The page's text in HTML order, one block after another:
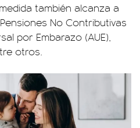
también alcanza a
No Contributivas
por Embarazo (AUE),
otros.